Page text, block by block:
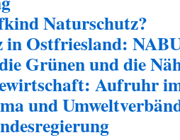
Naturschutz?
Ostfriesland:
Grünen und die
Aufruhr
und